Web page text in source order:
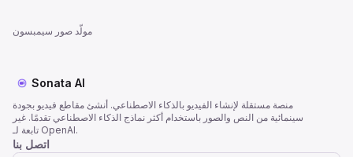
مولّد صور سيمبسون
Sonata AI
منصة مستقلة لإنشاء الفيديو بالذكاء الاصطناعي. أنشئ مقاطع فيديو بجودة
سينمائية من النص والصور باستخدام أكثر نماذج الذكاء الاصطناعي تقدمًا. غير
تابعة لـ OpenAI.
اتصل بنا